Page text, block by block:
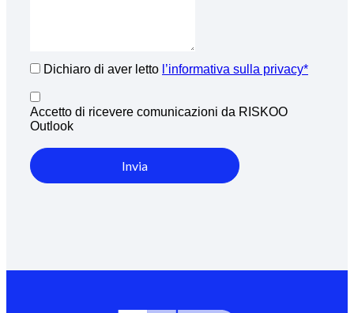
Dichiaro di aver letto l’informativa sulla privacy*
Accetto di ricevere comunicazioni da RISKOO
Outlook
Invia